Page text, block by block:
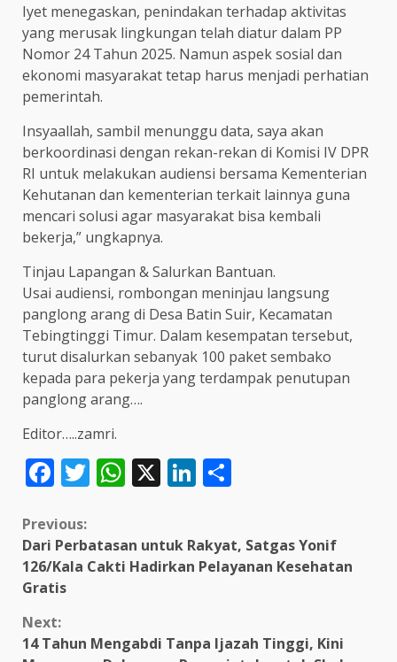
Iyet menegaskan, penindakan terhadap aktivitas
yang merusak lingkungan telah diatur dalam PP
Nomor 24 Tahun 2025. Namun aspek sosial dan
ekonomi masyarakat tetap harus menjadi perhatian
pemerintah.
Insyaallah, sambil menunggu data, saya akan
berkoordinasi dengan rekan-rekan di Komisi IV DPR
RI untuk melakukan audiensi bersama Kementerian
Kehutanan dan kementerian terkait lainnya guna
mencari solusi agar masyarakat bisa kembali
bekerja,” ungkapnya.
Tinjau Lapangan & Salurkan Bantuan.
Usai audiensi, rombongan meninjau langsung
panglong arang di Desa Batin Suir, Kecamatan
Tebingtinggi Timur. Dalam kesempatan tersebut,
turut disalurkan sebanyak 100 paket sembako
kepada para pekerja yang terdampak penutupan
panglong arang….
Editor…..zamri.
Facebook
Twitter
WhatsApp
X LinkedIn
Continue
Reading
Previous:
Dari Perbatasan untuk Rakyat, Satgas Yonif
126/Kala Cakti Hadirkan Pelayanan Kesehatan
Gratis
Next:
14 Tahun Mengabdi Tanpa Ijazah Tinggi, Kini